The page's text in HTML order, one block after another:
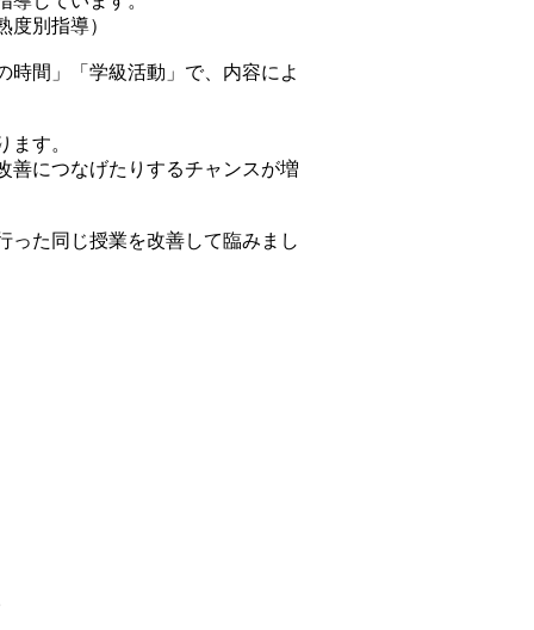
別指導）
時間」「学級活動」で、内容によ
す。
善につなげたりするチャンスが増
った同じ授業を改善して臨みまし